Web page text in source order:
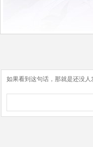
如果看到这句话，那就是还没人